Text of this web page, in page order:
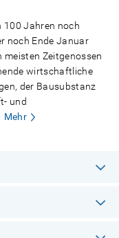
100 Jahren noch
noch Ende Januar
meisten Zeitgenossen
wirtschaftliche
der Bausubstanz
und
Mehr